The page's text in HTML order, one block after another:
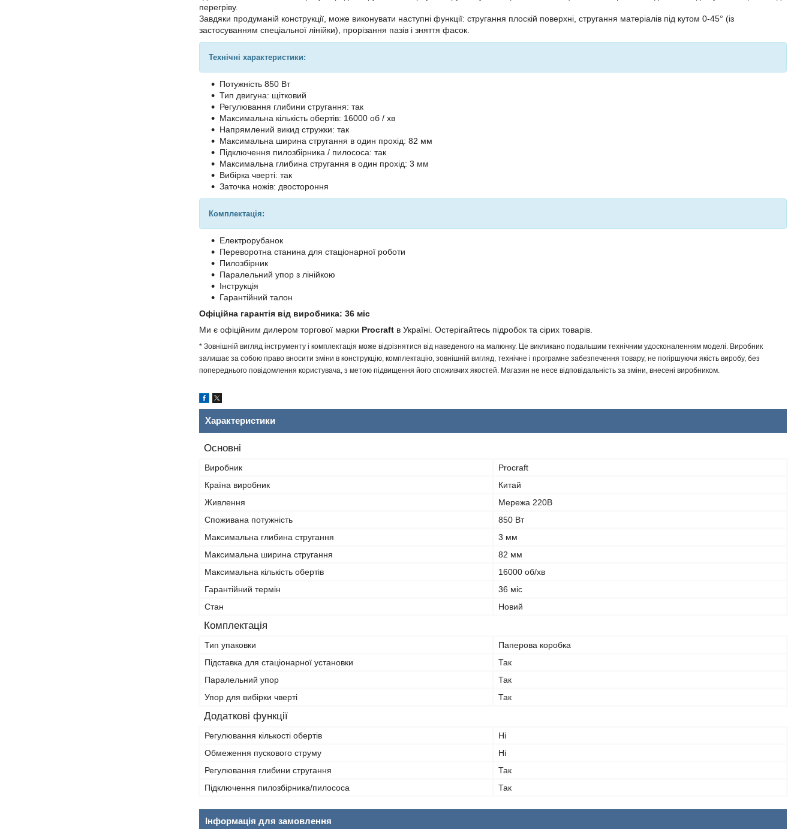
перегріву.
Завдяки продуманій конструкції, може виконувати наступні функції: стругання плоскій поверхні, стругання матеріалів під кутом 0-45° (із
застосуванням спеціальної лінійки), прорізання пазів і зняття фасок.
Технічні характеристики:
Потужність 850 Вт
Тип двигуна: щітковий
Регулювання глибини стругання: так
Максимальна кількість обертів: 16000 об / хв
Напрямлений викид стружки: так
Максимальна ширина стругання в один прохід: 82 мм
Підключення пилозбірника / пилососа: так
Максимальна глибина стругання в один прохід: 3 мм
Вибірка чверті: так
Заточка ножів: двостороння
Комплектація:
Електрорубанок
Переворотна станина для стаціонарної роботи
Пилозбірник
Паралельний упор з лінійкою
Інструкція
Гарантійний талон
Офіційна гарантія від виробника: 36 міс
Ми є офіційним дилером торгової марки Procraft в Україні. Остерігайтесь підробок та сірих товарів.
* Зовнішній вигляд інструменту і комплектація може відрізнятися від наведеного на малюнку. Це викликано подальшим технічним удосконаленням моделі. Виробник
залишає за собою право вносити зміни в конструкцію, комплектацію, зовнішній вигляд, технічне і програмне забезпечення товару, не погіршуючи якість виробу, без
попереднього повідомлення користувача, з метою підвищення його споживчих якостей. Магазин не несе відповідальність за зміни, внесені виробником.
Характеристики
Основні
Виробник
Procraft
Країна виробник
Китай
Живлення
Мережа 220В
Споживана потужність
850 Вт
Максимальна глибина стругання
3 мм
Максимальна ширина стругання
82 мм
Максимальна кількість обертів
16000 об/хв
Гарантійний термін
36 міс
Стан
Новий
Комплектація
Тип упаковки
Паперова коробка
Підставка для стаціонарної установки
Так
Паралельний упор
Так
Упор для вибірки чверті
Так
Додаткові функції
Регулювання кількості обертів
Ні
Обмеження пускового струму
Ні
Регулювання глибини стругання
Так
Підключення пилозбірника/пилососа
Так
Інформація для замовлення